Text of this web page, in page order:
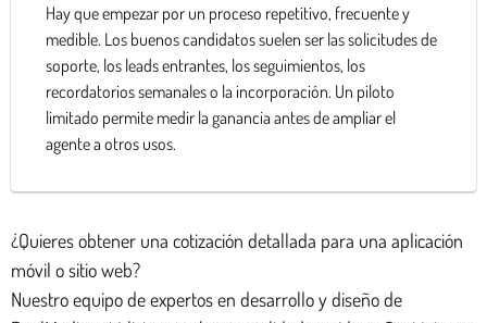
Hay que empezar por un proceso repetitivo, frecuente y
medible. Los buenos candidatos suelen ser las solicitudes de
soporte, los leads entrantes, los seguimientos, los
recordatorios semanales o la incorporación. Un piloto
limitado permite medir la ganancia antes de ampliar el
agente a otros usos.
¿Quieres obtener una cotización detallada para una aplicación
móvil o sitio web?
Nuestro equipo de expertos en desarrollo y diseño de